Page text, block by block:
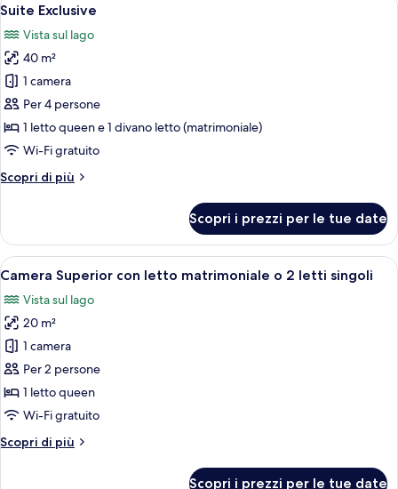
singoli,
vista
lago
letto
o
2
letti
singoli,
vista
lago
tutte
le
foto
per
Suite
Exclusive
8
Suite Exclusive
Vista sul lago
40 m²
1 camera
Per 4 persone
1 letto queen e 1 divano letto (matrimoniale)
Wi-Fi gratuito
Scopri di più
Altri
Exclusive
Scopri i prezzi per le tue date
Apri
tutte
le
foto
per
Camera
Superior
con
matrimoniale
Una moderna camera d'albergo con
1
Camera Superior con letto matrimoniale o 2 letti singoli
Vista sul lago
20 m²
1 camera
Per 2 persone
1 letto queen
Wi-Fi gratuito
Scopri di più
Altri
Scopri i prezzi per le tue date